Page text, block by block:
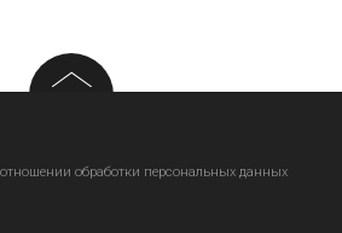
обработки персональных данных